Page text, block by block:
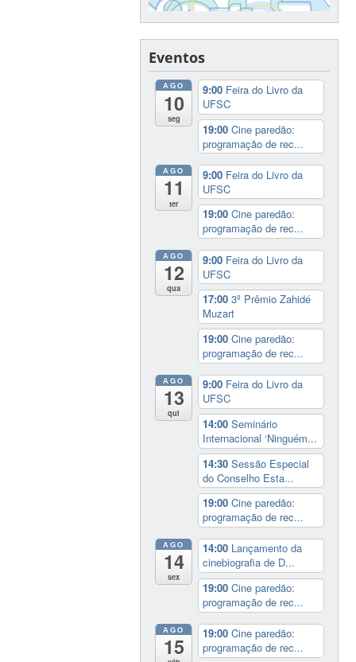
Eventos
AGO
10
seg
9:00 Feira do Livro da
UFSC
19:00Cine paredão:
programação de rec...
AGO
11
ter
9:00 Feira do Livro da
UFSC
19:00Cine paredão:
programação de rec...
AGO
12
qua
9:00 Feira do Livro da
UFSC
17:003º Prêmio Zahidé
Muzart
19:00Cine paredão:
programação de rec...
AGO
13
qui
9:00 Feira do Livro da
UFSC
14:00Seminário
Internacional ‘Ninguém...
14:30Sessão Especial
do Conselho Esta...
19:00Cine paredão:
programação de rec...
AGO
14
sex
14:00 Lançamento da
cinebiografia de D...
19:00Cine paredão:
programação de rec...
AGO
15
19:00Cine paredão:
programação de rec...